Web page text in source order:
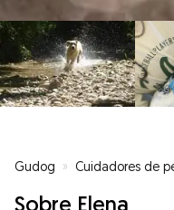
Gudog » Cuidadores de
Sobre Elena